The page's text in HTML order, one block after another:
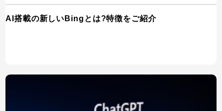
AI搭載の新しいBingとは?特徴をご紹介